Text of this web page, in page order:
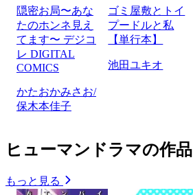
隠密お局〜あな
たのホンネ見え
てます〜 デジコ
レ DIGITAL
COMICS
かたおかみさお/
保木本佳子
ゴミ屋敷とトイ
プードルと私
【単行本】
池田ユキオ
ヒューマンドラマの作品
もっと見る